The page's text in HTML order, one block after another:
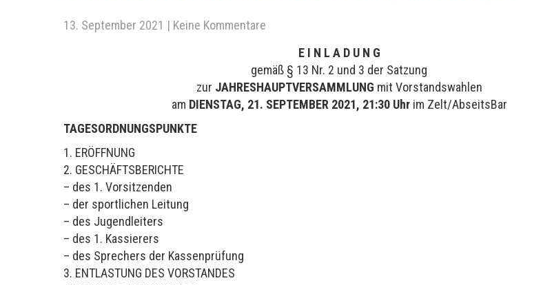
13. September 2021 | Keine Kommentare
E I N L A D U N G
gemäß § 13 Nr. 2 und 3 der Satzung
zur JAHRESHAUPTVERSAMMLUNG mit Vorstandswahlen
am DIENSTAG, 21. SEPTEMBER 2021, 21:30 Uhrim Zelt/AbseitsBar
TAGESORDNUNGSPUNKTE
1. ERÖFFNUNG
2. GESCHÄFTSBERICHTE
– des 1. Vorsitzenden
– der sportlichen Leitung
– des Jugendleiters
– des 1. Kassierers
– des Sprechers der Kassenprüfung
3. ENTLASTUNG DES VORSTANDES